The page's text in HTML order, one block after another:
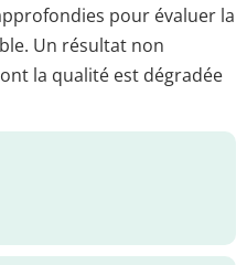
pour évaluer la
Un résultat non
la qualité est dégradée